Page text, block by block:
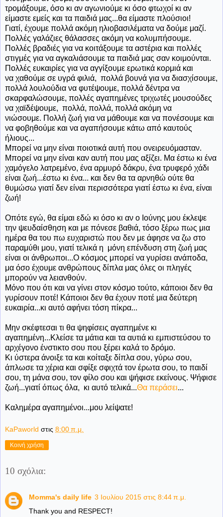
τρομάξουμε, όσο κι αν αγωνιούμε κι όσο φτωχοί κι αν
είμαστε εμείς και τα παιδιά μας...θα είμαστε πλούσιοι!
Γιατί, έχουμε πολλά ακόμη ηλιοβασιλέματα να δούμε μαζί.
Πολλές γαλάζιες θάλασσες ακόμη να κολυμπήσουμε.
Πολλές βραδιές για να κοιτάξουμε τα αστέρια και πολλές
στιγμές για να αγκαλιάσουμε τα παιδιά μας σαν κοιμούνται.
Πολλές ευκαιρίες για να αγγίξουμε ερωτικά κορμιά και
να χαθούμε σε υγρά φιλιά, πολλά βουνά για να διασχίσουμε,
πολλά λουλούδια να φυτέψουμε, πολλά δέντρα να
σκαρφαλώσουμε, πολλές αγαπημένες τριχωτές μουσούδες
να χαϊδέψουμε, πολλά, πολλά, πολλά ακόμη να
νιώσουμε. Πολλή ζωή για να μάθουμε και να πονέσουμε και
να φοβηθούμε και να αγαπήσουμε κάτω από καυτούς
ήλιους...
Μπορεί να μην είναι ποιοτικά αυτή που ονειρευόμασταν.
Μπορεί να μην είναι καν αυτή που μας αξίζει. Μα έστω κι ένα
χαμόγελο λατρεμένο, ένα αρμυρό δάκρυ, ένα τρυφερό χάδι
είναι ζωή...έστω κι ένα... και δεν θα τα αρνηθώ ούτε θα
θυμώσω γιατί δεν είναι περισσότερα γιατί έστω κι ένα, είναι
ζωή!
Οπότε εγώ, θα είμαι εδώ κι όσο κι αν ο Ιούνης μου έκλεψε
την ψευδαίσθηση και με πόνεσε βαθιά, τόσο ξέρω πως μια
ημέρα θα του πω ευχαριστώ που δεν με άφησε να ζω στο
παραμύθι μου, γιατί τελικά η μόνη επένδυση στη ζωή μας
είναι οι άνθρωποι...Ο κόσμος μπορεί να γυρίσει ανάποδα,
μα όσο έχουμε ανθρώπους δίπλα μας όλες οι πληγές
μπορούν να λειανθούν.
Μόνο που ότι και να γίνει στον κόσμο τούτο, κάποιοι δεν θα
γυρίσουν ποτέ! Κάποιοι δεν θα έχουν ποτέ μια δεύτερη
ευκαιρία...κι αυτό αφήνει τόση πίκρα...
Μην σκέφτεσαι τι θα ψηφίσεις αγαπημένε κι
αγαπημένη...Κλείσε τα μάτια και τα αυτιά κι εμπιστεύσου το
αρχέγονο ένστικτο σου που ξέρει καλά το δρόμο.
Κι ύστερα άνοιξε τα και κοίταξε δίπλα σου, γύρω σου,
άπλωσε τα χέρια και σφίξε σφιχτά τον έρωτα σου, το παιδί
σου, τη μάνα σου, τον φίλο σου και ψήφισε εκείνους. Ψήφισε
ζωή...γιατί όπως όλα, κι αυτό τελικά...Θα περάσει...
Καλημέρα αγαπημένοι...μου λείψατε!
KaPaworld στις 8:00 π.μ.
Κοινή χρήση
10 σχόλια:
Momma's daily life 3 Ιουλίου 2015 στις 8:44 π.μ.
Thank you and RESPECT!